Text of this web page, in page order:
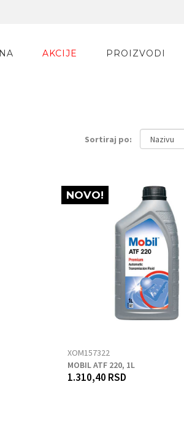
AKCIJE PROIZVODI
Sortiraj po:
NOVO!
XOM157322
MOBIL ATF 220, 1L
1.310,40 RSD